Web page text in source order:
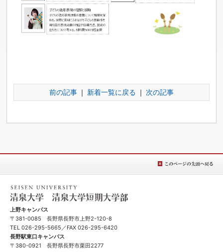
前の記事 ｜ 新着一覧に戻る ｜ 次の記事
清泉女学院大学 清泉女学院短期大学
上野キャンパス
〒381-0085 長野県長野市上野2-120-8
TEL 026-295-5665 ／FAX 026-295-6420
長野駅東口キャンパス
〒380-0921 長野県長野市栗田2277